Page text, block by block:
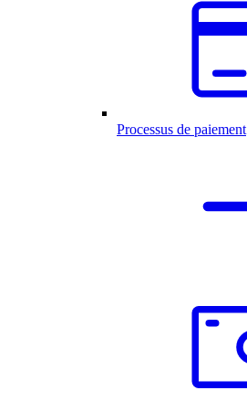
Processus de paiement